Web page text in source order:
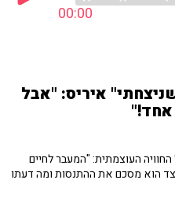
00:00
איריס: "אבל
אחד!"
העוצמתית: "המעבר לחיים
הוא מסכם את ההתנסות ומה דעתו